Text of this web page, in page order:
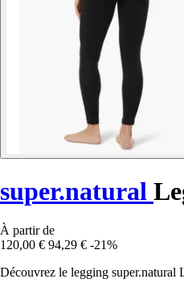
super.natural
À partir de
120,00 € 94,29 € -21%
Découvrez le legging super.natural